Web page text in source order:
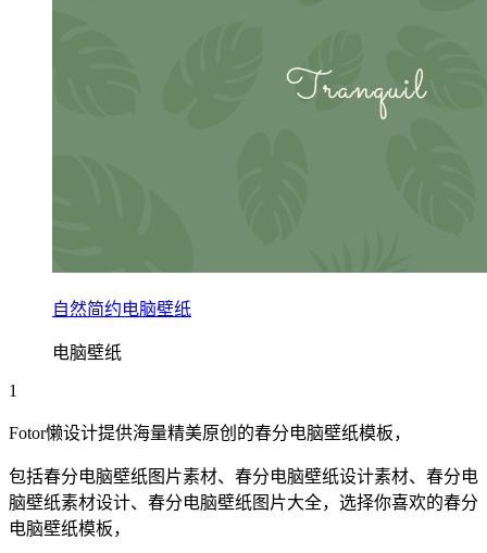
自然简约电脑壁纸
电脑壁纸
1
Fotor懒设计提供海量精美原创的春分电脑壁纸模板，
包括春分电脑壁纸图片素材、 春分电脑壁纸设计素材、 春分电
脑壁纸素材设计、 春分电脑壁纸图片大全，选择你喜欢的春分
电脑壁纸模板，